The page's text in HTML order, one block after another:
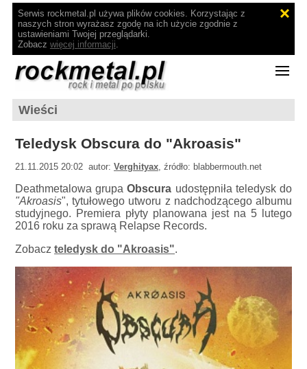
Serwis rockmetal.pl używa plików cookies. Korzystając z
naszych stron wyrażasz zgodę na ich użycie zgodnie z
ustawieniami Twojej przeglądarki.
Zobacz więcej informacji.
Wieści
Teledysk Obscura do "Akroasis"
21.11.2015 20:02 autor:Verghityax, źródło: blabbermouth.net
Deathmetalowa grupaObscura udostępniła teledysk do
"Akroasis", tytułowego utworu z nadchodzącego albumu
studyjnego. Premiera płyty planowana jest na 5 lutego
2016 roku za sprawą Relapse Records.
Zobaczteledysk do "Akroasis".